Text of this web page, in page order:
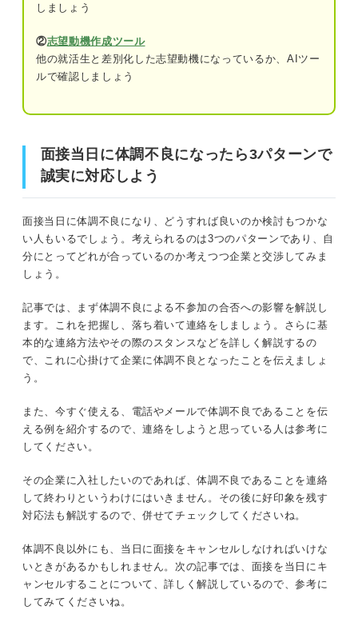
②体調不良であること
③日程の変更を希望する場合はその旨と変
面接前に電話で体調不良を伝える例
日程変更を希望する場合
WEB面接を希望する場合
辞退する場合
日程変更を希望する場合
連絡して終わりではない！ 連絡後の必須マナー
礼のメールを送ろう
日程変更後の面接では御礼とお詫び、熱意
を改めて伝えよう
これだけは気を付けよう！ 面接当日に体調不良に
なった時の注意点
無断での辞退は避ける
しましょう
②志望動機作成ツール
他の就活生と差別化した志望動機になっているか、AIツー
ルで確認しましょう
面接当日に体調不良になったら3パターンで
誠実に対応しよう
面接当日に体調不良になり、どうすれば良いのか検討もつかな
い人もいるでしょう。考えられるのは3つのパターンであり、自
分にとってどれが合っているのか考えつつ企業と交渉してみま
しょう。
記事では、まず体調不良による不参加の合否への影響を解説し
ます。これを把握し、落ち着いて連絡をしましょう。さらに基
本的な連絡方法やその際のスタンスなどを詳しく解説するの
で、これに心掛けて企業に体調不良となったことを伝えましょ
う。
また、今すぐ使える、電話やメールで体調不良であることを伝
える例を紹介するので、連絡をしようと思っている人は参考に
してください。
その企業に入社したいのであれば、体調不良であることを連絡
して終わりというわけにはいきません。その後に好印象を残す
対応法も解説するので、併せてチェックしてくださいね。
体調不良以外にも、当日に面接をキャンセルしなければいけな
いときがあるかもしれません。次の記事では、面接を当日にキ
ャンセルすることについて、詳しく解説しているので、参考に
してみてくださいね。
面接当日に体調不良になったら3パターンで誠実に対応し
大前提！ 体調不良にもかかわらず無理をしていくのはNG
体調不良になったときの対応3パターン
②日程変更を希望する
③WEB面接を希望する
面接前に体調不良になったときの連絡方法
基本的には電話で連絡する
関連Q&A
思わぬ失敗を避ける！ 体調不良を伝える連絡のスタンス